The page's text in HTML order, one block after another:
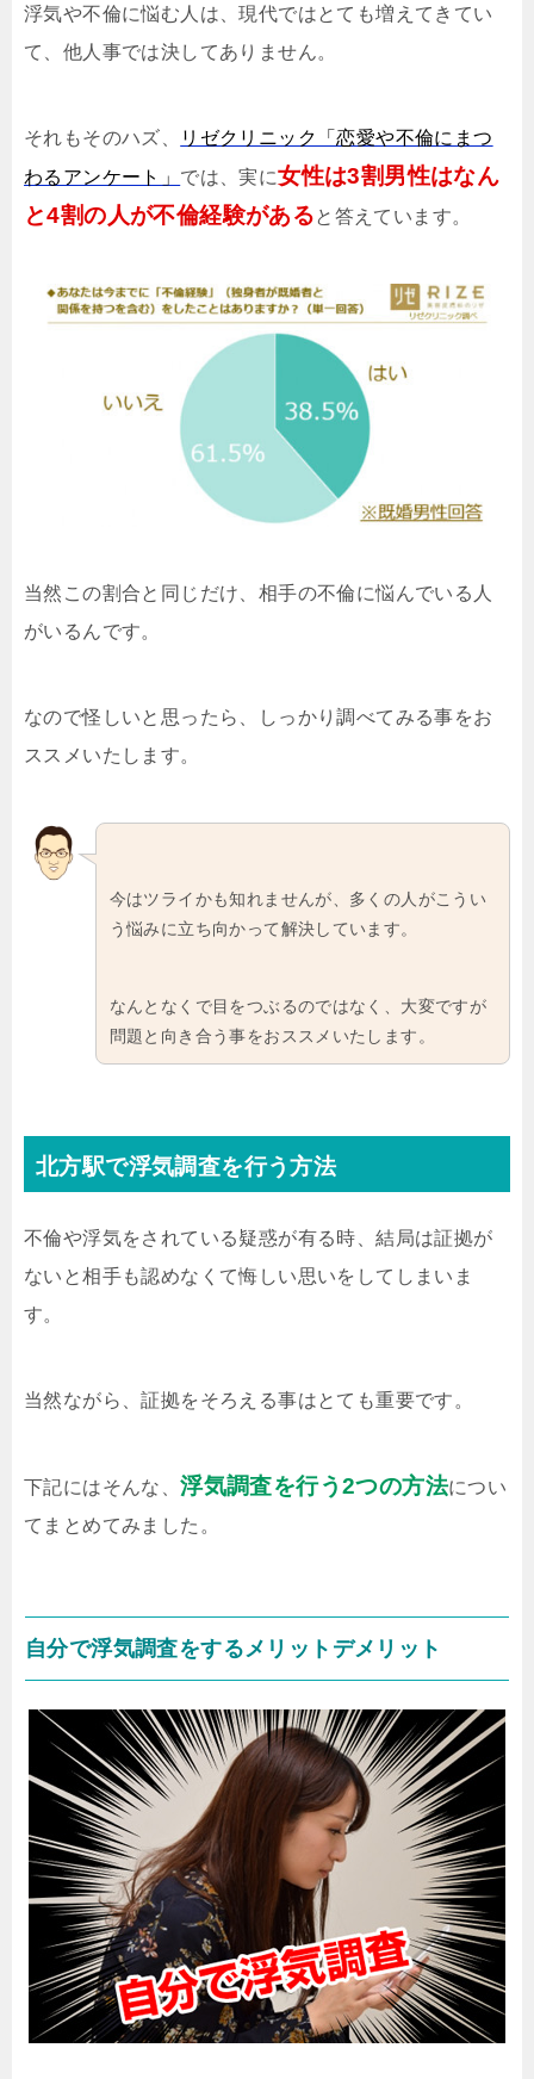
浮気や不倫に悩む人は、現代ではとても増えてきてい
て、他人事では決してありません。
それもそのハズ、
リゼクリニック「恋愛や不倫にまつ
わるアンケート」 では、実に女性は3割男性はなん
と4割の人が不倫経験があると答えています。
当然この割合と同じだけ、相手の不倫に悩んでいる人
がいるんです。
なので怪しいと思ったら、しっかり調べてみる事をお
ススメいたします。
今はツライかも知れませんが、多くの人がこうい
う悩みに立ち向かって解決しています。
なんとなくで目をつぶるのではなく、大変ですが
問題と向き合う事をおススメいたします。
北方駅で浮気調査を行う方法
不倫や浮気をされている疑惑が有る時、結局は証拠が
ないと相手も認めなくて悔しい思いをしてしまいま
す。
当然ながら、証拠をそろえる事はとても重要です。
下記にはそんな、浮気調査を行う2つの方法につい
てまとめてみました。
自分で浮気調査をするメリットデメリット